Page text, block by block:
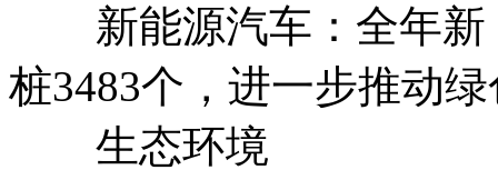
新能源汽车：全年新
桩3483个，进一步推动
生态环境